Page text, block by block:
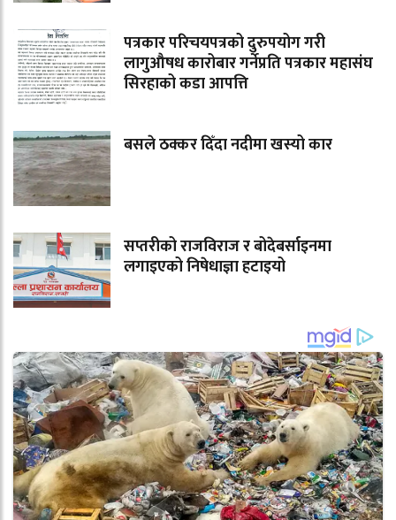
पत्रकार परिचयपत्रको दुरुपयोग गरी
लागुऔषध कारोबार गर्नेप्रति पत्रकार महासंघ
सिरहाको कडा आपत्ति
बसले ठक्कर दिँदा नदीमा खस्यो कार
सप्तरीको राजविराज र बोदेबर्साइनमा
लगाइएको निषेधाज्ञा हटाइयो